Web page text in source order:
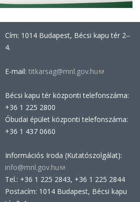
Cím: 1014 Budapest, Bécsi kapu tér 2–
4.
E-mail: titkarsag@mnl.gov.hu(link
e-
Bécsi kapu tér központi telefonszáma:
+36 1 225 2800
Óbudai épület központi telefonszáma:
+36 1 437 0660
Információs Iroda (Kutatószolgálat):
info@mnl.gov.hu(link
sends
e-
Tel.: +36 1 225 2843, +36 1 225 2844
Postacím: 1014 Budapest, Bécsi kapu